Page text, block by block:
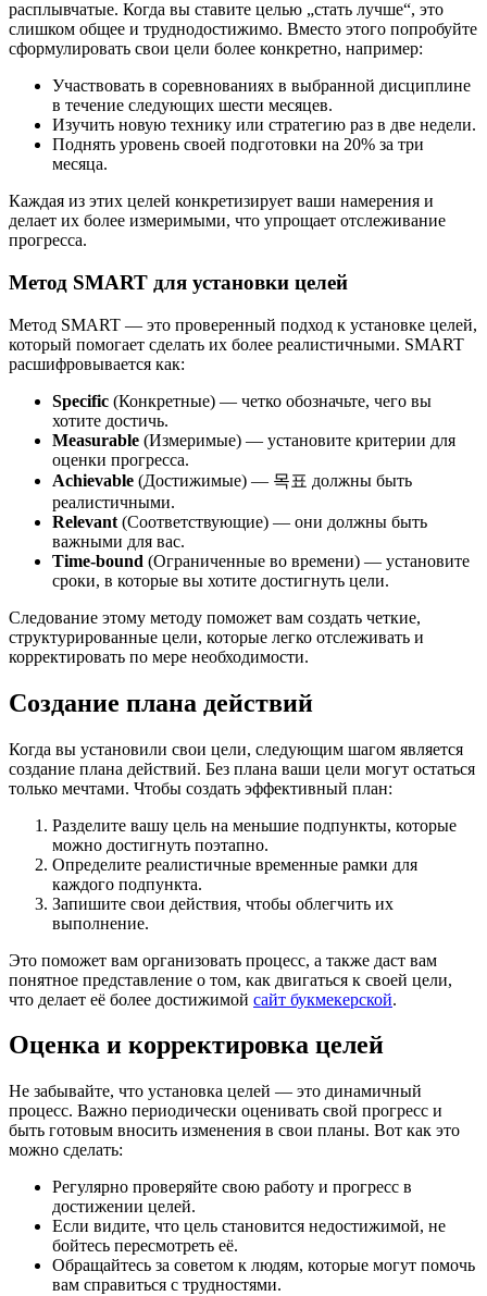
расплывчатые. Когда вы ставите целью „стать лучше“, это
слишком общее и труднодостижимо. Вместо этого попробуйте
сформулировать свои цели более конкретно, например:
Участвовать в соревнованиях в выбранной дисциплине
в течение следующих шести месяцев.
Изучить новую технику или стратегию раз в две недели.
Поднять уровень своей подготовки на 20% за три
месяца.
Каждая из этих целей конкретизирует ваши намерения и
делает их более измеримыми, что упрощает отслеживание
прогресса.
Метод SMART для установки целей
Метод SMART — это проверенный подход к установке целей,
который помогает сделать их более реалистичными. SMART
расшифровывается как:
Specific (Конкретные) — четко обозначьте, чего вы
хотите достичь.
Measurable (Измеримые) — установите критерии для
оценки прогресса.
Achievable (Достижимые) — 목표 должны быть
реалистичными.
Relevant (Соответствующие) — они должны быть
важными для вас.
Time-bound (Ограниченные во времени) — установите
сроки, в которые вы хотите достигнуть цели.
Следование этому методу поможет вам создать четкие,
структурированные цели, которые легко отслеживать и
корректировать по мере необходимости.
Создание плана действий
Когда вы установили свои цели, следующим шагом является
создание плана действий. Без плана ваши цели могут остаться
только мечтами. Чтобы создать эффективный план:
Разделите вашу цель на меньшие подпункты, которые
можно достигнуть поэтапно.
Определите реалистичные временные рамки для
каждого подпункта.
Запишите свои действия, чтобы облегчить их
выполнение.
Это поможет вам организовать процесс, а также даст вам
понятное представление о том, как двигаться к своей цели,
что делает её более достижимой сайт букмекерской.
Оценка и корректировка целей
Не забывайте, что установка целей — это динамичный
процесс. Важно периодически оценивать свой прогресс и
быть готовым вносить изменения в свои планы. Вот как это
можно сделать:
Регулярно проверяйте свою работу и прогресс в
достижении целей.
Если видите, что цель становится недостижимой, не
бойтесь пересмотреть её.
Обращайтесь за советом к людям, которые могут помочь
вам справиться с трудностями.